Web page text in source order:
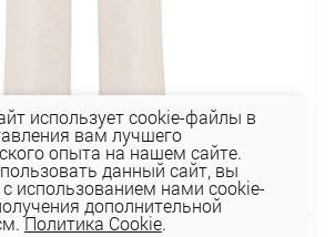
использует cookie-файлы в
вам лучшего
опыта на нашем сайте.
данный сайт, вы
использованием нами cookie-
дополнительной
Политика Cookie.